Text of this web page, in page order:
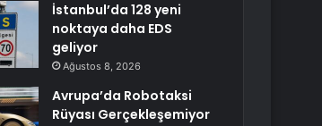
İstanbul’da 128 yeni
noktaya daha EDS
geliyor
Ağustos 8, 2026
Avrupa’da Robotaksi
Rüyası Gerçekleşemiyor